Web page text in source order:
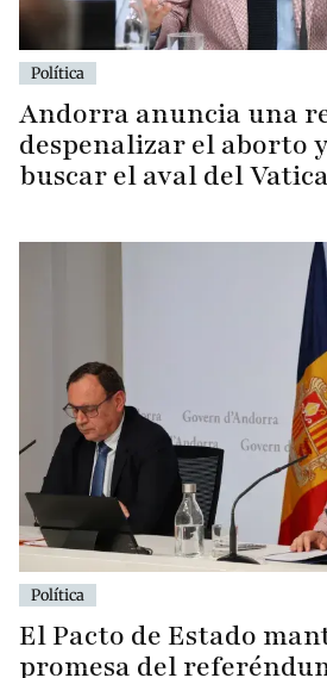
Política
Andorra anuncia una
despenalizar el aborto
buscar el aval del
Política
El Pacto de Estado
promesa del